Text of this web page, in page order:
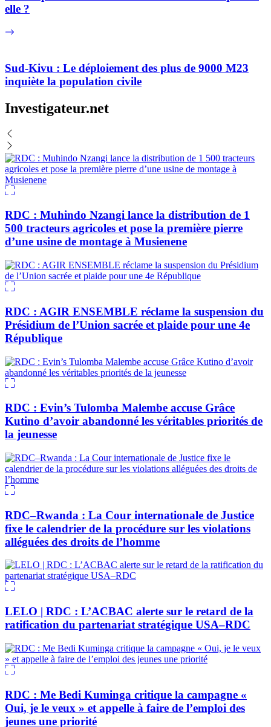
elle ?
Sud-Kivu : Le déploiement des plus de 9000 M23
inquiète la population civile
Investigateur.net
RDC : Muhindo Nzangi lance la distribution de 1
500 tracteurs agricoles et pose la première pierre
d’une usine de montage à Musienene
RDC : AGIR ENSEMBLE réclame la suspension du
Présidium de l’Union sacrée et plaide pour une 4e
République
RDC : Evin’s Tulomba Malembe accuse Grâce
Kutino d’avoir abandonné les véritables priorités de
la jeunesse
RDC–Rwanda : La Cour internationale de Justice
fixe le calendrier de la procédure sur les violations
alléguées des droits de l’homme
LELO | RDC : L’ACBAC alerte sur le retard de la
ratification du partenariat stratégique USA–RDC
RDC : Me Bedi Kuminga critique la campagne «
Oui, je le veux » et appelle à faire de l’emploi des
jeunes une priorité